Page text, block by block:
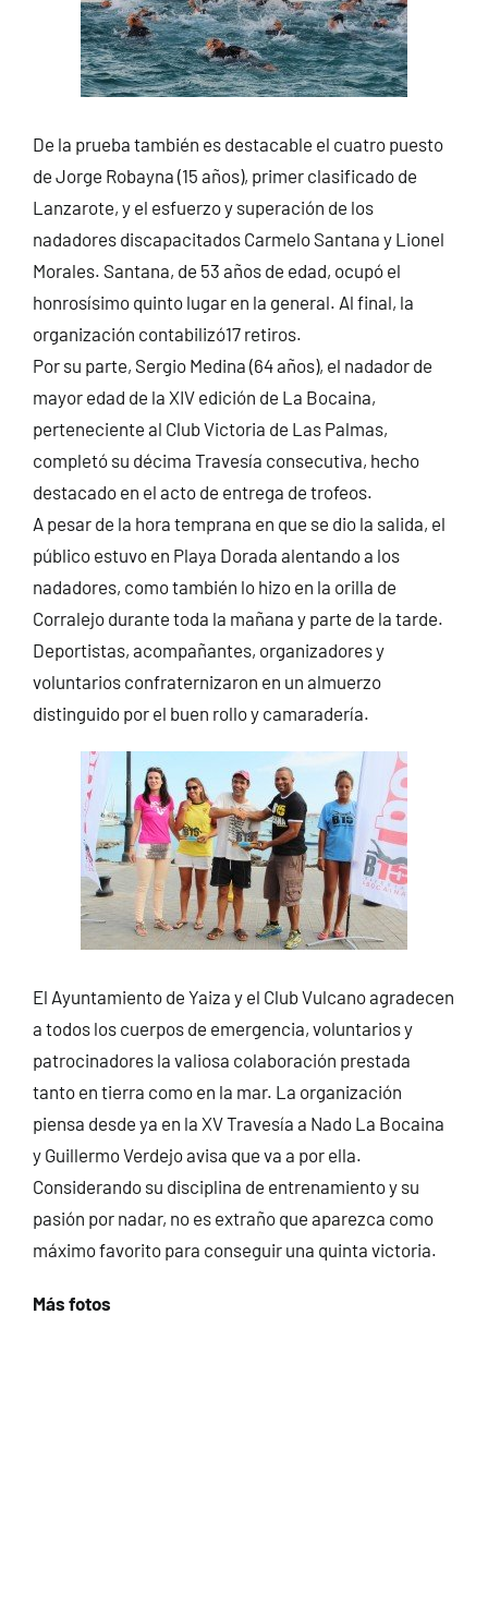
De la prueba también es destacable el cuatro puesto
de Jorge Robayna (15 años), primer clasificado de
Lanzarote, y el esfuerzo y superación de los
nadadores discapacitados Carmelo Santana y Lionel
Morales. Santana, de 53 años de edad, ocupó el
honrosísimo quinto lugar en la general. Al final, la
organización contabilizó17 retiros.
Por su parte, Sergio Medina (64 años), el nadador de
mayor edad de la XIV edición de La Bocaina,
perteneciente al Club Victoria de Las Palmas,
completó su décima Travesía consecutiva, hecho
destacado en el acto de entrega de trofeos.
A pesar de la hora temprana en que se dio la salida, el
público estuvo en Playa Dorada alentando a los
nadadores, como también lo hizo en la orilla de
Corralejo durante toda la mañana y parte de la tarde.
Deportistas, acompañantes, organizadores y
voluntarios confraternizaron en un almuerzo
distinguido por el buen rollo y camaradería.
El Ayuntamiento de Yaiza y el Club Vulcano agradecen
a todos los cuerpos de emergencia, voluntarios y
patrocinadores la valiosa colaboración prestada
tanto en tierra como en la mar. La organización
piensa desde ya en la XV Travesía a Nado La Bocaina
y Guillermo Verdejo avisa que va a por ella.
Considerando su disciplina de entrenamiento y su
pasión por nadar, no es extraño que aparezca como
máximo favorito para conseguir una quinta victoria.
Más fotos